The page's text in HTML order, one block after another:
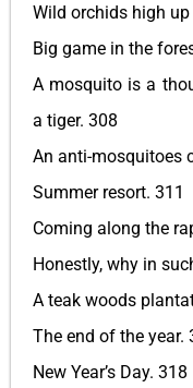
Wild orchids high
Big game in the
A mosquito is a
a tiger. 308
An anti-mosquitoes
Summer resort. 311
Coming along the
Honestly, why in
A teak woods
The end of the year.
New Year’s Day. 318